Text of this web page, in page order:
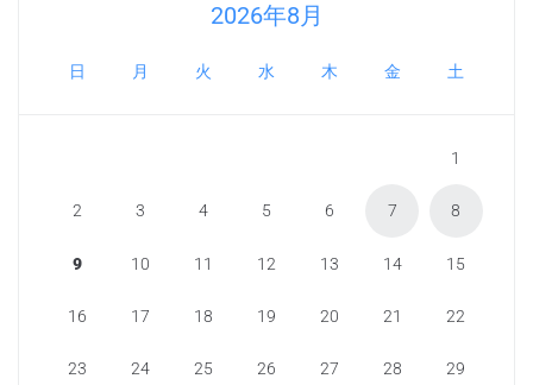
2026年8月
日 月 火 水 木 金 土
1
2 3 4 5 6 7 8
9 10 11 12 13 14 15
16 17 18 19 20 21 22
23 24 25 26 27 28 29